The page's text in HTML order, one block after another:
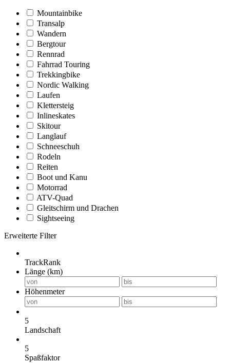
Mountainbike
Transalp
Wandern
Bergtour
Rennrad
Fahrrad Touring
Trekkingbike
Nordic Walking
Laufen
Klettersteig
Inlineskates
Skitour
Langlauf
Schneeschuh
Rodeln
Reiten
Boot und Kanu
Motorrad
ATV-Quad
Gleitschirm und Drachen
Sightseeing
Erweiterte Filter
TrackRank
Länge (km)
Höhenmeter
5
Landschaft
5
Spaßfaktor